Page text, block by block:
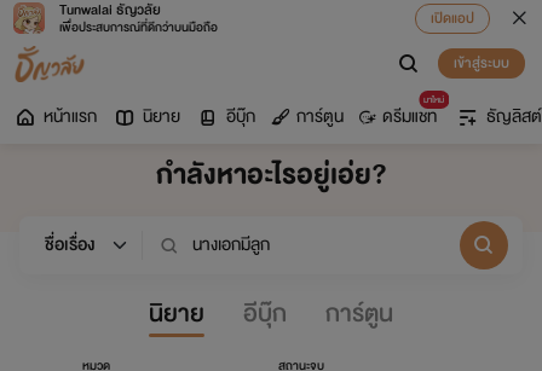
Tunwalai ธัญวลัย
เพื่อประสบการณ์ที่ดีกว่าบนมือถือ
เปิดแอป
เข้าสู่ระบบ
หน้าแรก นิยาย อีบุ๊ก การ์ตูน
มาใหม่
ดรีมแชท ธัญลิสต์
กำลังหาอะไรอยู่เอ่ย?
นิยาย อีบุ๊ก การ์ตูน
หมวด สถานะจบ